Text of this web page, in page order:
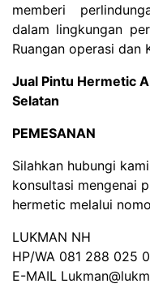
memberi
dalam lingkungan
Ruangan operasi dan
Jual Pintu Hermetic
Selatan
PEMESANAN
Silahkan hubungi
konsultasi mengenai
hermetic melalui
LUKMAN NH
HP/WA 081 288 025
E-MAIL